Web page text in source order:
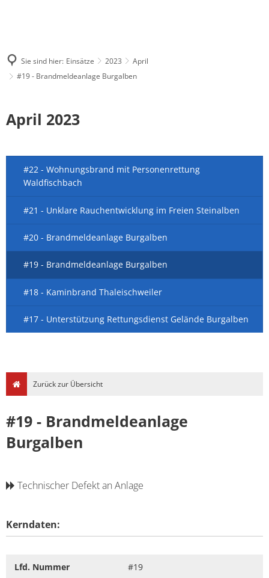
Sie sind hier: Einsätze 2023
April
#19 - Brandmeldeanlage Burgalben
April 2023
#22 - Wohnungsbrand mit Personenrettung
Waldfischbach
#21 - Unklare Rauchentwicklung im Freien Steinalben
#20 - Brandmeldeanlage Burgalben
#19 - Brandmeldeanlage Burgalben
#18 - Kaminbrand Thaleischweiler
#17 - Unterstützung Rettungsdienst Gelände Burgalben
Zurück zur Übersicht
#19 - Brandmeldeanlage
Burgalben
Technischer Defekt an Anlage
Kerndaten:
Lfd. Nummer #19